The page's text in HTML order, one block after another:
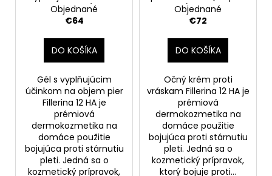
na objem pier (stupeň
3), 7 ml
Objednané
€64
DO KOŠÍKA
Gél s vyplňujúcim
účinkom na objem pier
Fillerina 12 HA je
prémiová
dermokozmetika na
domáce použitie
bojujúca proti stárnutiu
pleti. Jedná sa o
kozmetický prípravok,
3), 15 ml
Objednané
€72
DO KOŠÍKA
Očný krém proti
vráskam Fillerina 12 HA je
prémiová
dermokozmetika na
domáce použitie
bojujúca proti stárnutiu
pleti. Jedná sa o
kozmetický prípravok,
ktorý bojuje proti...
TREAT
NOČNÝ
ZMIEŠANÚ
MASTNÚ
50ML